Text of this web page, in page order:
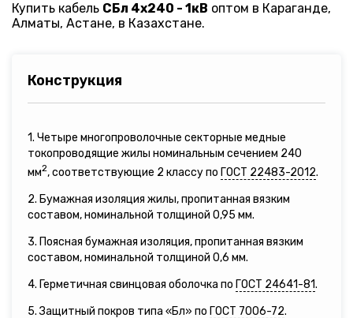
Купить кабель СБл 4х240 - 1кВ оптом в Караганде,
Алматы, Астане, в Казахстане.
Конструкция
1. Четыре многопроволочные секторные медные
токопроводящие жилы номинальным сечением 240
мм2, соответствующие 2 классу по ГОСТ 22483-2012.
2. Бумажная изоляция жилы, пропитанная вязким
составом, номинальной толщиной 0,95 мм.
3. Поясная бумажная изоляция, пропитанная вязким
составом, номинальной толщиной 0,6 мм.
4. Герметичная свинцовая оболочка по ГОСТ 24641-81.
5. Защитный покров типа «Бл» по ГОСТ 7006-72.